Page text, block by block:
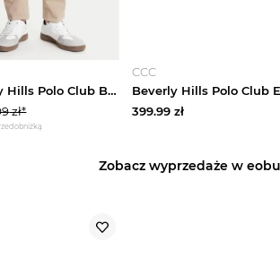
Plecak Beverly Hills Polo Club BHPC-H-001-08 Czerwony
zł*
obniżką
CCC
399.99 zł
Zobacz wyprzedaże w